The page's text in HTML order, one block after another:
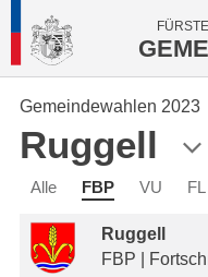
Gemeindewahlen 2023
Ruggell
Alle FBP VU FL
Ruggell
FBP |